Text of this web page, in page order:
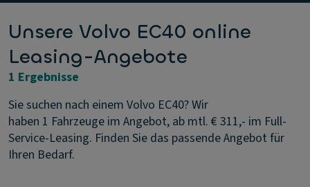
Unsere Volvo EC40 online
Leasing-Angebote
1 Ergebnisse
Sie suchen nach einem Volvo EC40? Wir
haben 1 Fahrzeuge im Angebot, ab mtl. € 311,- im Full-
Service-Leasing. Finden Sie das passende Angebot für
Ihren Bedarf.